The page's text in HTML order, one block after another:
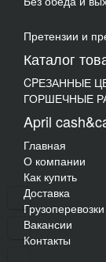
Претензии и
Каталог
CPЕЗАННЫЕ
ГОРШЕЧНЫЕ
April
Главная
О компании
Как купить
Доставка
Грузоперевозки
Вакансии
Контакты